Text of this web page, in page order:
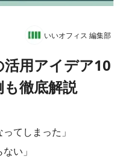
）
いいオフィス 編集部
活用アイデア10
徹底解説
てしまった」
い」